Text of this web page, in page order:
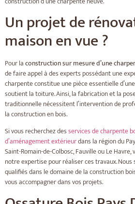
Un projet de
maison en vue ?
Pour laconstruction sur mesure d’une
de faire appel à des experts possédant une
charpente constitue une pièce essentielle
soutient la toiture. Ainsi, la fabrication et la
traditionnelle nécessitent l’intervention de
la construction en bois.
Si vous recherchez desservices de charpente
d’aménagement extérieurdans la région du
Saint-Romain-de-Colbosc, Fauville ou Le
notre expertise pour réaliser ces travaux.
qualifiés dans le domaine de la construction
vous accompagner dans vos projets.